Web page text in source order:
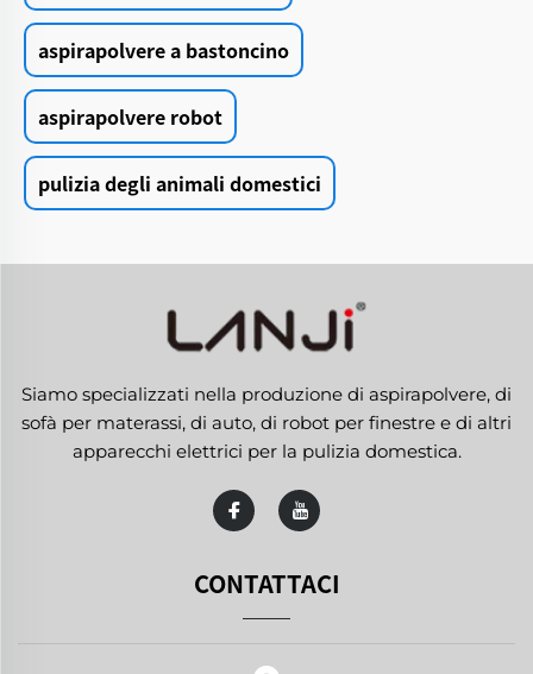
aspirapolvere a bastoncino
aspirapolvere robot
pulizia degli animali domestici
Siamo specializzati nella produzione di aspirapolvere, di
sofà per materassi, di auto, di robot per finestre e di altri
apparecchi elettrici per la pulizia domestica.
CONTATTACI